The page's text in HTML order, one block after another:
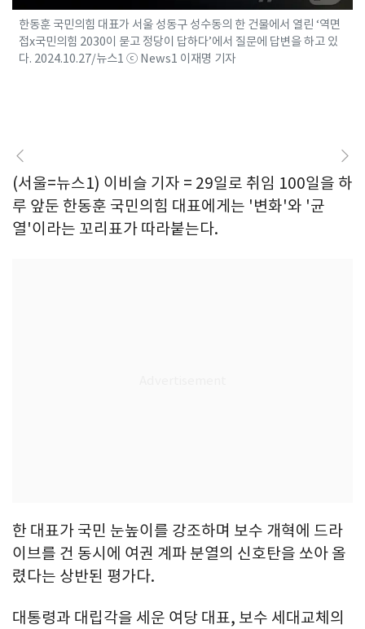
한동훈 국민의힘 대표가 서울 성동구 성수동의 한 건물에서 열린 ‘역면
접x국민의힘 2030이 묻고 정당이 답하다’에서 질문에 답변을 하고 있
다. 2024.10.27/뉴스1 ⓒ News1 이재명 기자
(서울=뉴스1) 이비슬 기자 = 29일로 취임 100일을 하
루 앞둔 한동훈 국민의힘 대표에게는 '변화'와 '균
열'이라는 꼬리표가 따라붙는다.
한 대표가 국민 눈높이를 강조하며 보수 개혁에 드라
이브를 건 동시에 여권 계파 분열의 신호탄을 쏘아 올
렸다는 상반된 평가다.
대통령과 대립각을 세운 여당 대표, 보수 세대교체의